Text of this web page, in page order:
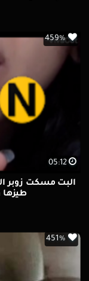
05:12
459%
البت مسكت زوبر
451%